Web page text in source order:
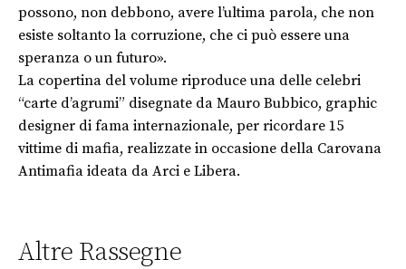
possono, non debbono, avere l’ultima parola, che non
esiste soltanto la corruzione, che ci può essere una
speranza o un futuro».
La copertina del volume riproduce una delle celebri
“carte d’agrumi” disegnate da Mauro Bubbico, graphic
designer di fama internazionale, per ricordare 15
vittime di mafia, realizzate in occasione della Carovana
Antimafia ideata da Arci e Libera.
Altre Rassegne